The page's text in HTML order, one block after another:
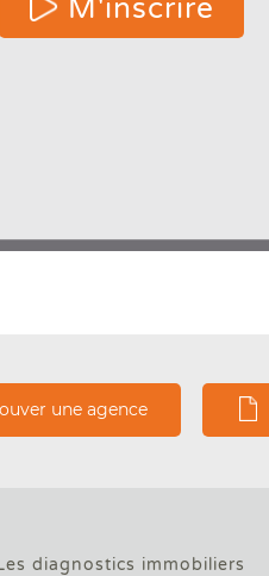
M'inscrire
une agence
diagnostics immobiliers